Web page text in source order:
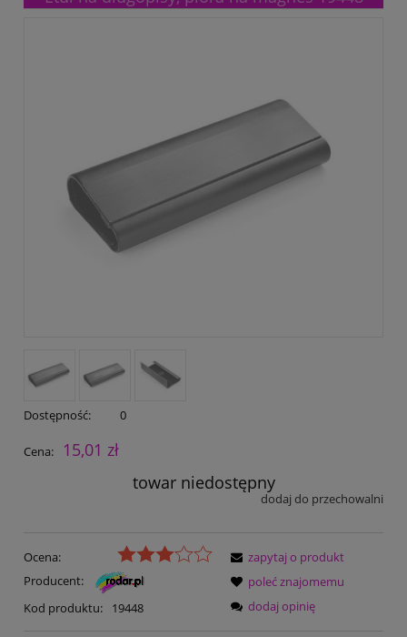
Dostępność: 0
Cena:
15,01 zł
towar niedostępny
dodaj do przechowalni
Ocena:
Producent:
Kod produktu:
19448
zapytaj o produkt
poleć znajomemu
dodaj opinię